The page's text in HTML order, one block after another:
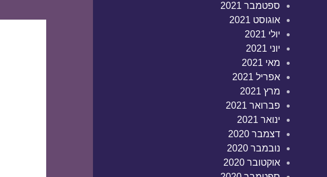
ספטמבר 2021
אוגוסט 2021
יולי 2021
יוני 2021
מאי 2021
אפריל 2021
מרץ 2021
פברואר 2021
ינואר 2021
דצמבר 2020
נובמבר 2020
אוקטובר 2020